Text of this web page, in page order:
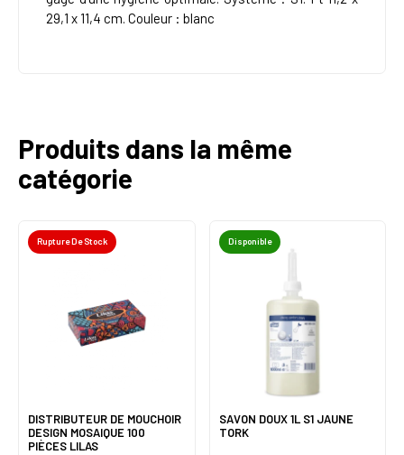
29,1 x 11,4 cm. Couleur : blanc
Produits dans la même
catégorie
Rupture De Stock
DISTRIBUTEUR DE MOUCHOIR
DESIGN MOSAIQUE 100
PIÈCES LILAS
Disponible
SAVON DOUX 1L S1 JAUNE
TORK